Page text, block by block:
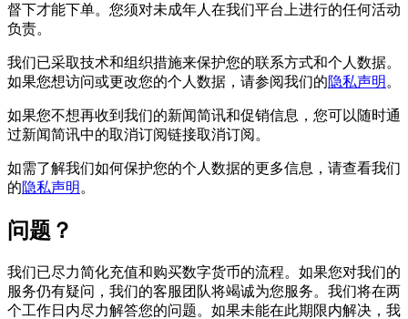
督下才能下单。您须对未成年人在我们平台上进行的任何活动
负责。
我们已采取技术和组织措施来保护您的联系方式和个人数据。
如果您想访问或更改您的个人数据，请参阅我们的隐私声明。
如果您不想再收到我们的新闻简讯和促销信息，您可以随时通
过新闻简讯中的取消订阅链接取消订阅。
如需了解我们如何保护您的个人数据的更多信息，请查看我们
的隐私声明。
问题？
我们已尽力简化充值和购买数字货币的流程。如果您对我们的
服务仍有疑问，我们的客服团队将竭诚为您服务。我们将在两
个工作日内尽力解答您的问题。如果未能在此期限内解决，我